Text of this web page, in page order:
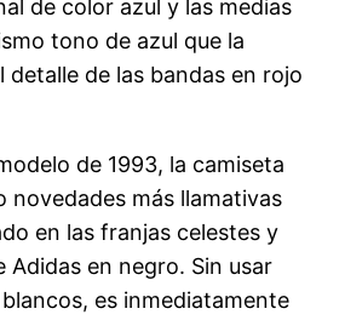
de color azul y las medias
tono de azul que la
detalle de las bandas en rojo
de 1993, la camiseta
novedades más llamativas
en las franjas celestes y
Adidas en negro. Sin usar
es inmediatamente